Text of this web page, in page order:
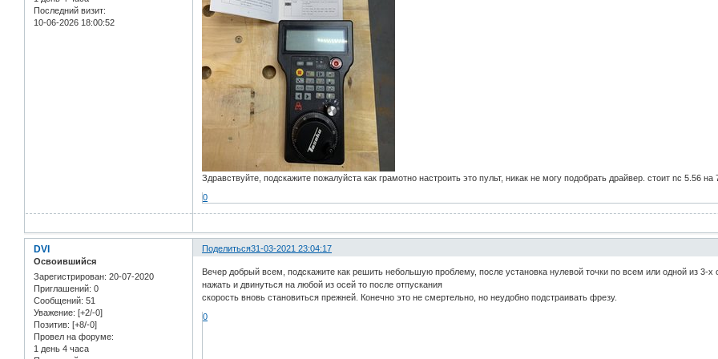
Последний визит:
10-06-2026 18:00:52
Здравствуйте, подскажите пожалуйста как грамотно настроить это пульт, никак не могу подобрать драйвер. стоит nc 5.56
0
Поделиться31-03-2021 23:04:17
DVI
Освоившийся
Зарегистрирован: 20-07-2020
Приглашений: 0
Сообщений: 51
Уважение: [+2/-0]
Позитив: [+8/-0]
Провел на форуме:
1 день 4 часа
Вечер добрый всем, подскажите как решить небольшую проблему, после установка нулевой точки по всем или одной из 3-
нажать и двинуться на любой из осей то после отпускания
скорость вновь становиться прежней. Конечно это не смертельно, но неудобно подстраивать фрезу.
0